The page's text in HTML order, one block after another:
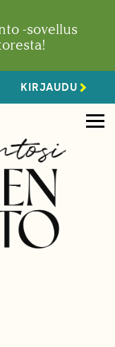
-sovellus
KIRJAUDU